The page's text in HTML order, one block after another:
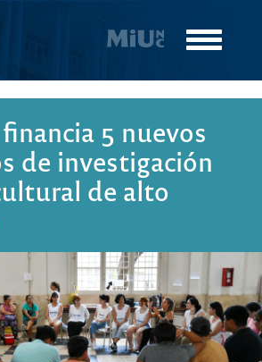
Toggle
5 nuevos
de investigación
de alto